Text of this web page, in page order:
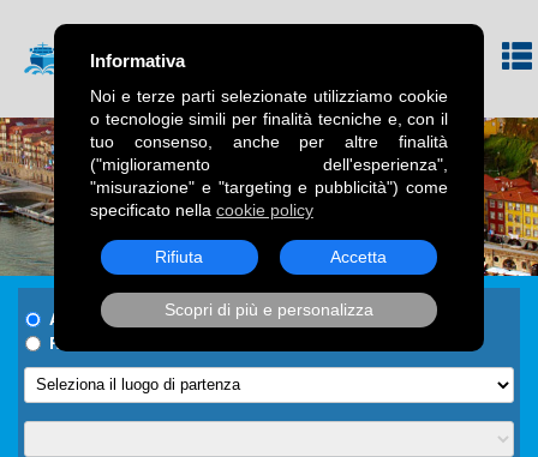
Informativa
Noi e terze parti selezionate utilizziamo cookie
o tecnologie simili per finalità tecniche e, con il
tuo consenso, anche per altre finalità
("miglioramento dell'esperienza",
"misurazione" e "targeting e pubblicità") come
specificato nella cookie policy
Rifiuta Accetta
Scopri di più e personalizza